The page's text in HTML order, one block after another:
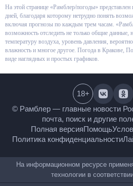
На этой странице «Рамблер/погоды»
Кракове на 14 дней, благодаря которому
климатические скачки, включая
«Рамблер/погода» предоставляет
общие данные, но и следующую
уровень давления, вероятность осадков,
многое другое. Погода в Кракове, Польша,
© Рамблер — главные
гороскопы, почта, поиск и
Полная версияПомощь
Все
18+
На информационном